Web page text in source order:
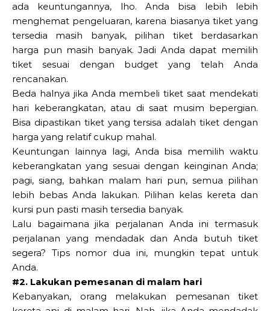
ada keuntungannya, lho. Anda bisa lebih lebih
menghemat pengeluaran, karena biasanya tiket yang
tersedia masih banyak, pilihan tiket berdasarkan
harga pun masih banyak. Jadi Anda dapat memilih
tiket sesuai dengan budget yang telah Anda
rencanakan.
Beda halnya jika Anda membeli tiket saat mendekati
hari keberangkatan, atau di saat musim bepergian.
Bisa dipastikan tiket yang tersisa adalah tiket dengan
harga yang relatif cukup mahal.
Keuntungan lainnya lagi, Anda bisa memilih waktu
keberangkatan yang sesuai dengan keinginan Anda;
pagi, siang, bahkan malam hari pun, semua pilihan
lebih bebas Anda lakukan. Pilihan kelas kereta dan
kursi pun pasti masih tersedia banyak.
Lalu bagaimana jika perjalanan Anda ini termasuk
perjalanan yang mendadak dan Anda butuh tiket
segera? Tips nomor dua ini, mungkin tepat untuk
Anda.
#2. Lakukan pemesanan di malam hari
Kebanyakan, orang melakukan pemesanan tiket